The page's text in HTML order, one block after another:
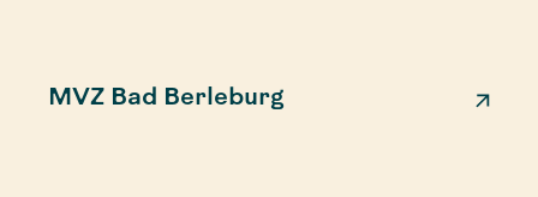
MVZ Bad Berleburg